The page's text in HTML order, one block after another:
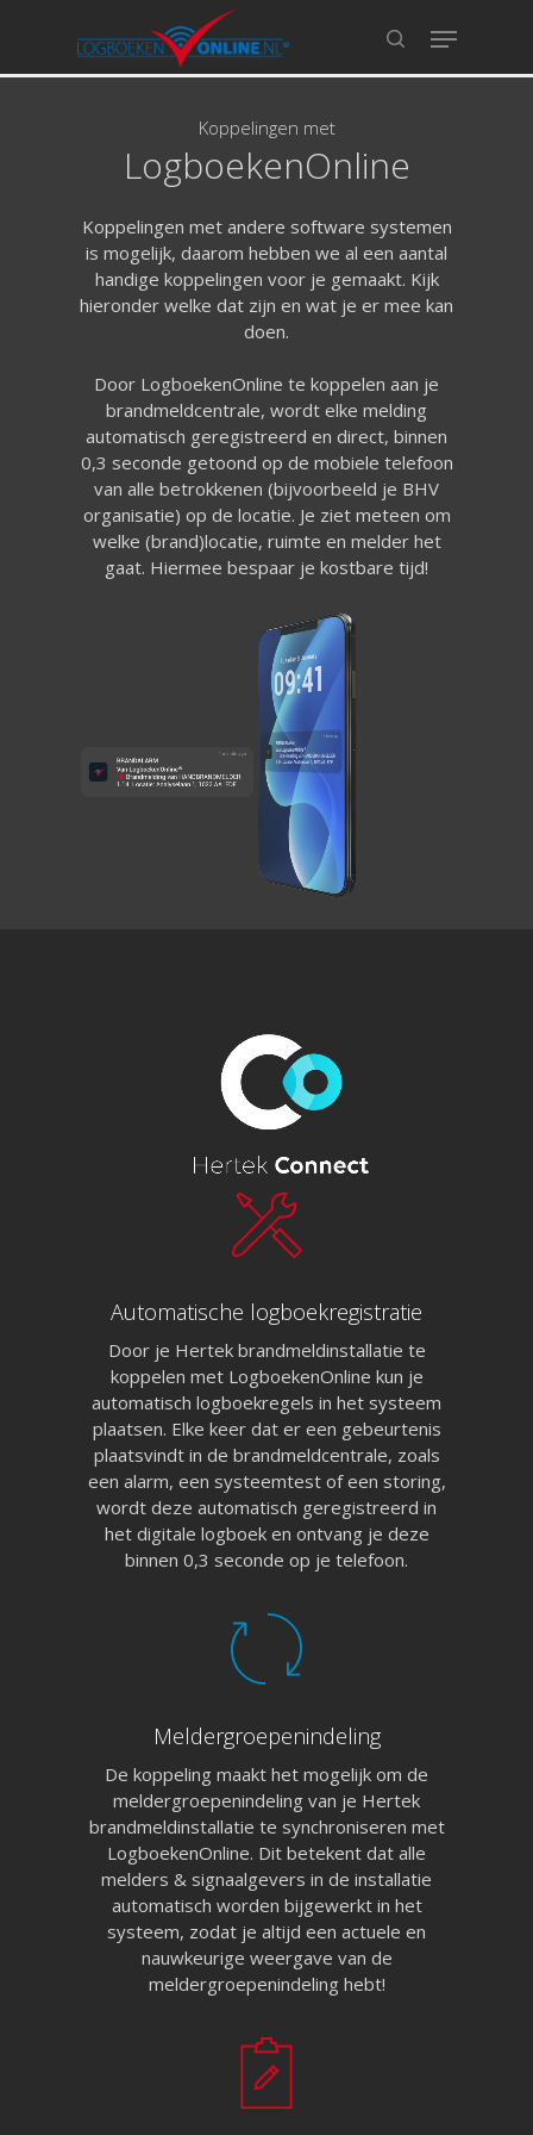
Hit enter to search or ESC to close
Koppelingen met
LogboekenOnline
Koppelingen met andere software systemen
is mogelijk, daarom hebben we al een aantal
handige koppelingen voor je gemaakt. Kijk
hieronder welke dat zijn en wat je er mee kan
doen.
Door LogboekenOnline te koppelen aan je
brandmeldcentrale, wordt elke melding
automatisch geregistreerd en direct, binnen
0,3 seconde getoond op de mobiele telefoon
van alle betrokkenen (bijvoorbeeld je BHV
organisatie) op de locatie. Je ziet meteen om
welke (brand)locatie, ruimte en melder het
gaat. Hiermee bespaar je kostbare tijd!
Automatische logboekregistratie
Door je Hertek brandmeldinstallatie te
koppelen met LogboekenOnline kun je
automatisch logboekregels in het systeem
plaatsen. Elke keer dat er een gebeurtenis
plaatsvindt in de brandmeldcentrale, zoals
een alarm, een systeemtest of een storing,
wordt deze automatisch geregistreerd in
het digitale logboek en ontvang je deze
binnen 0,3 seconde op je telefoon.
Meldergroepenindeling
De koppeling maakt het mogelijk om de
meldergroepenindeling van je Hertek
brandmeldinstallatie te synchroniseren met
LogboekenOnline. Dit betekent dat alle
melders & signaalgevers in de installatie
automatisch worden bijgewerkt in het
systeem, zodat je altijd een actuele en
nauwkeurige weergave van de
meldergroepenindeling hebt!